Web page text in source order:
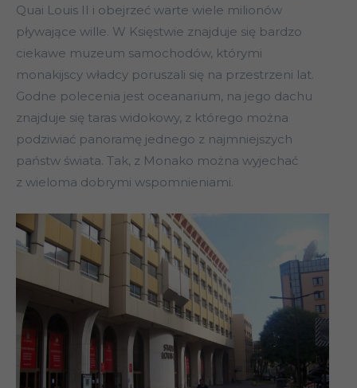
Quai Louis II i obejrzeć warte wiele milionów
pływające wille. W Księstwie znajduje się bardzo
ciekawe muzeum samochodów, którymi
monakijscy władcy poruszali się na przestrzeni lat.
Godne polecenia jest oceanarium, na jego dachu
znajduje się taras widokowy, z którego można
podziwiać panoramę jednego z najmniejszych
państw świata. Tak, z Monako można wyjechać
z wieloma dobrymi wspomnieniami.